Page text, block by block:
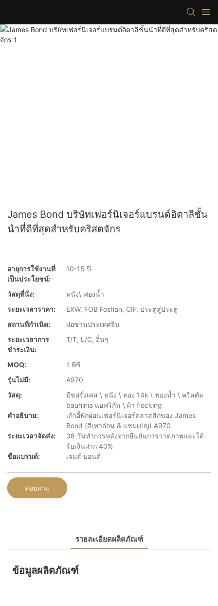
James Bond บริษัทเฟอร์นิเจอร์แบรนด์อิตาลีชั้น
นำที่ดีที่สุดสำหรับคริสตจักร
อายุการใช้งานที่
เป็นประโยชน์:
10-15 ปี
วัสดุที่นั่ง:
หนัง\ ฟองน้ำ
ระยะเวลาราคา:
EXW, FOB Foshan, CIF, ประตูสู่ประตู
สถานที่กำเนิด:
ฝอซานประเทศจีน
ระยะเวลาการ
ชำระเงิน:
T/T, L/C, อื่นๆ
MOQ:
1 พีซี
รุ่นไม่มี:
A970
วัสดุ:
บีชฝรั่งเศส \ หนัง \ ทอง 14k \ ฟองน้ำ \ คริสตัล
bauhinia แอฟริกัน \ ผ้า flocking
คำอธิบาย:
เก้าอี้พักผ่อนเฟอร์นิเจอร์คลาสสิกของ James
Bond (สีเทาอ่อน & แชมเปญ) A970
ระยะเวลาจัดส่ง:
38 วันทำการหลังจากยืนยันการวาดภาพและได้
รับเงินฝาก 40%
ชื่อแบรนด์:
เจมส์ บอนด์
สอบถาม
รายละเอียดผลิตภัณฑ์
ข้อมูลผลิตภัณฑ์